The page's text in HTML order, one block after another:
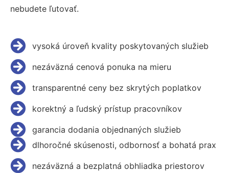
nebudete ľutovať.
vysoká úroveň kvality poskytovaných služieb
nezáväzná cenová ponuka na mieru
transparentné ceny bez skrytých poplatkov
korektný a ľudský prístup pracovníkov
garancia dodania objednaných služieb
dlhoročné skúsenosti, odbornosť a bohatá prax
nezáväzná a bezplatná obhliadka priestorov